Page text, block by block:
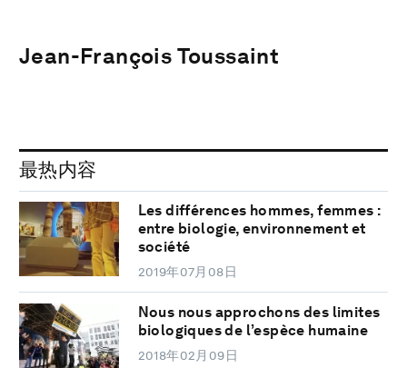
Jean-François Toussaint
最热内容
Les différences hommes, femmes :
entre biologie, environnement et
société
2019年07月08日
Nous nous approchons des limites
biologiques de l’espèce humaine
2018年02月09日